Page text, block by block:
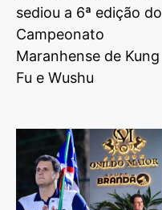
sediou a 6ª edição do
Campeonato
Maranhense de Kung
Fu e Wushu